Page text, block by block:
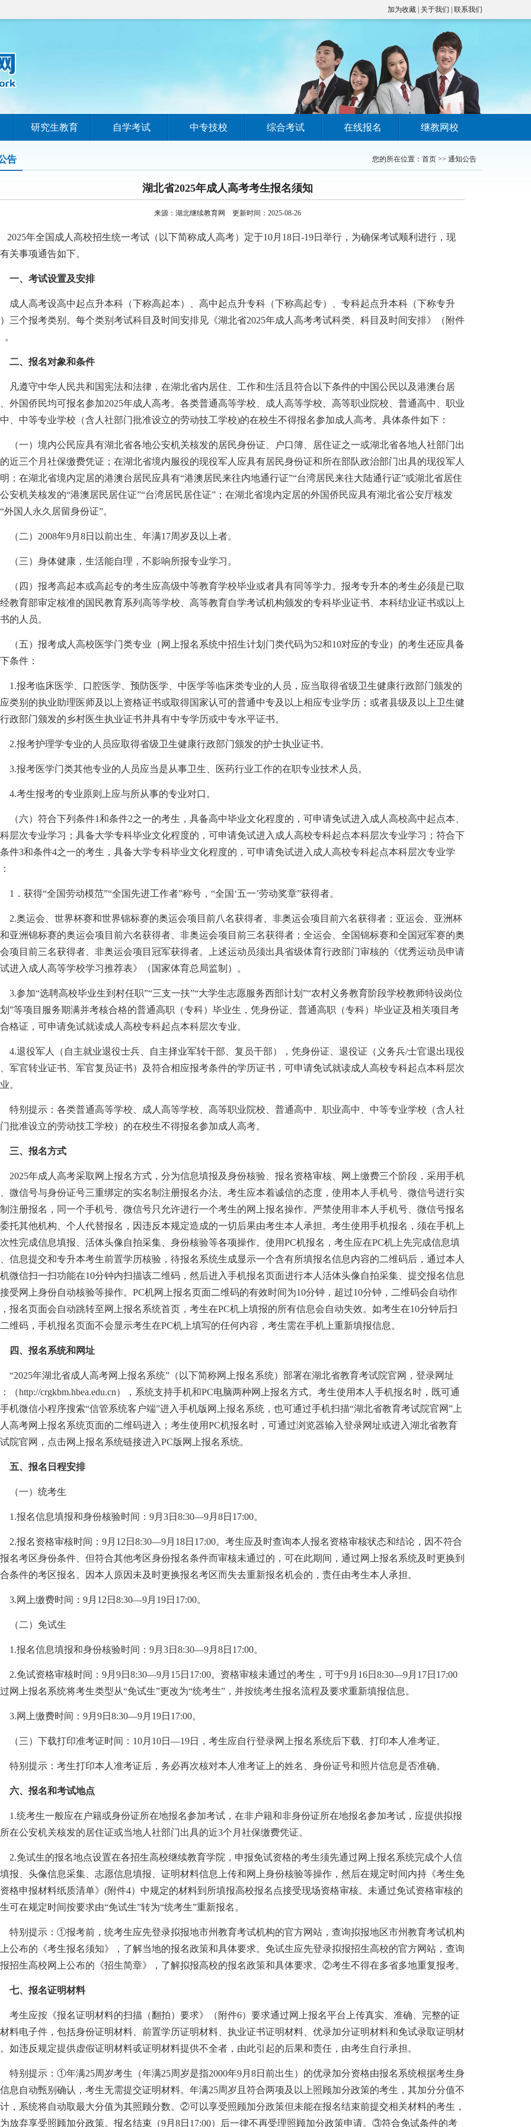
加为收藏 关于我们 联系我们
研究生教育 自学考试 中专技校 综合考试 在线报名 继教网校
告 您的所在位置： 首页 >> 通知公告
湖北省2025年成人高考考生报名须知
来源：湖北继续教育网 更新时间：2025-08-26
年全国成人高校招生统一考试（以下简称成人高考）定于10月18日-19日举行，为确保考试顺利进行，现
关事项通告如下。
、考试设置及安排
人高考设高中起点升本科（下称高起本）、高中起点升专科（下称高起专）、专科起点升本科（下称专升
三个报考类别。每个类别考试科目及时间安排见《湖北省2025年成人高考考试科类、科目及时间安排》（附件
。
二、报名对象和条件
遵守中华人民共和国宪法和法律，在湖北省内居住、工作和生活且符合以下条件的中国公民以及港澳台居
外国侨民均可报名参加2025年成人高考。各类普通高等学校、成人高等学校、高等职业院校、普通高中、职业
、中等专业学校（含人社部门批准设立的劳动技工学校)的在校生不得报名参加成人高考。具体条件如下：
一）境内公民应具有湖北省各地公安机关核发的居民身份证、户口簿、居住证之一或湖北省各地人社部门出
近三个月社保缴费凭证；在湖北省境内服役的现役军人应具有居民身份证和所在部队政治部门出具的现役军人
；在湖北省境内定居的港澳台居民应具有“港澳居民来往内地通行证”“台湾居民来往大陆通行证”或湖北省居住
安机关核发的“港澳居民居住证”“台湾居民居住证”；在湖北省境内定居的外国侨民应具有湖北省公安厅核发
外国人永久居留身份证”。
二）2008年9月8日以前出生、年满17周岁及以上者。
三）身体健康，生活能自理，不影响所报专业学习。
四）报考高起本或高起专的考生应高级中等教育学校毕业或者具有同等学力。报考专升本的考生必须是已取
教育部审定核准的国民教育系列高等学校、高等教育自学考试机构颁发的专科毕业证书、本科结业证书或以上
的人员。
五）报考成人高校医学门类专业（网上报名系统中招生计划门类代码为52和10对应的专业）的考生还应具备
条件：
报考临床医学、口腔医学、预防医学、中医学等临床类专业的人员，应当取得省级卫生健康行政部门颁发的
类别的执业助理医师及以上资格证书或取得国家认可的普通中专及以上相应专业学历；或者县级及以上卫生健
政部门颁发的乡村医生执业证书并具有中专学历或中专水平证书。
报考护理学专业的人员应取得省级卫生健康行政部门颁发的护士执业证书。
报考医学门类其他专业的人员应当是从事卫生、医药行业工作的在职专业技术人员。
考生报考的专业原则上应与所从事的专业对口。
六）符合下列条件1和条件2之一的考生，具备高中毕业文化程度的，可申请免试进入成人高校高中起点本、
层次专业学习；具备大学专科毕业文化程度的，可申请免试进入成人高校专科起点本科层次专业学习；符合下
件3和条件4之一的考生，具备大学专科毕业文化程度的，可申请免试进入成人高校专科起点本科层次专业学
获得“全国劳动模范”“全国先进工作者”称号，“全国‘五一’劳动奖章”获得者。
奥运会、世界杯赛和世界锦标赛的奥运会项目前八名获得者、非奥运会项目前六名获得者；亚运会、亚洲杯
亚洲锦标赛的奥运会项目前六名获得者、非奥运会项目前三名获得者；全运会、全国锦标赛和全国冠军赛的奥
项目前三名获得者、非奥运会项目冠军获得者。上述运动员须出具省级体育行政部门审核的《优秀运动员申请
进入成人高等学校学习推荐表》（国家体育总局监制）。
参加“选聘高校毕业生到村任职”“三支一扶”“大学生志愿服务西部计划”“农村义务教育阶段学校教师特设岗位
”等项目服务期满并考核合格的普通高职（专科）毕业生，凭身份证、普通高职（专科）毕业证及相关项目考
格证，可申请免试就读成人高校专科起点本科层次专业。
退役军人（自主就业退役士兵、自主择业军转干部、复员干部），凭身份证、退役证（义务兵/士官退出现役
军官转业证书、军官复员证书）及符合相应报考条件的学历证书，可申请免试就读成人高校专科起点本科层次
。
别提示：各类普通高等学校、成人高等学校、高等职业院校、普通高中、职业高中、中等专业学校（含人社
批准设立的劳动技工学校）的在校生不得报名参加成人高考。
、报名方式
年成人高考采取网上报名方式，分为信息填报及身份核验、报名资格审核、网上缴费三个阶段，采用手机
微信号与身份证号三重绑定的实名制注册报名办法。考生应本着诚信的态度，使用本人手机号、微信号进行实
注册报名，同一个手机号、微信号只允许进行一个考生的网上报名操作。严禁使用非本人手机号、微信号报名
托其他机构、个人代替报名，因违反本规定造成的一切后果由考生本人承担。考生使用手机报名，须在手机上
性完成信息填报、活体头像自拍采集、身份核验等各项操作。使用PC机报名，考生应在PC机上先完成信息填
信息提交和专升本考生前置学历核验，待报名系统生成显示一个含有所填报名信息内容的二维码后，通过本人
微信扫一扫功能在10分钟内扫描该二维码，然后进入手机报名页面进行本人活体头像自拍采集、提交报名信息
受网上身份自动核验等操作。PC机网上报名页面二维码的有效时间为10分钟，超过10分钟，二维码会自动作
报名页面会自动跳转至网上报名系统首页，考生在PC机上填报的所有信息会自动失效。如考生在10分钟后扫
维码，手机报名页面不会显示考生在PC机上填写的任何内容，考生需在手机上重新填报信息。
、报名系统和网址
年湖北省成人高考网上报名系统”（以下简称网上报名系统）部署在湖北省教育考试院官网，登录网址
（http://crgkbm.hbea.edu.cn），系统支持手机和PC电脑两种网上报名方式。考生使用本人手机报名时，既可通
机微信小程序搜索“信管系统客户端”进入手机版网上报名系统，也可通过手机扫描“湖北省教育考试院官网”上
高考网上报名系统页面的二维码进入；考生使用PC机报名时，可通过浏览器输入登录网址或进入湖北省教育
院官网，点击网上报名系统链接进入PC版网上报名系统。
、报名日程安排
一）统考生
报名信息填报和身份核验时间：9月3日8:30—9月8日17:00。
报名资格审核时间：9月12日8:30—9月18日17:00。考生应及时查询本人报名资格审核状态和结论，因不符合
名考区身份条件、但符合其他考区身份报名条件而审核未通过的，可在此期间，通过网上报名系统及时更换到
条件的考区报名。因本人原因未及时更换报名考区而失去重新报名机会的，责任由考生本人承担。
网上缴费时间：9月12日8:30—9月19日17:00。
二）免试生
报名信息填报和身份核验时间：9月3日8:30—9月8日17:00。
免试资格审核时间：9月9日8:30—9月15日17:00。资格审核未通过的考生，可于9月16日8:30—9月17日17:00
网上报名系统将考生类型从“免试生”更改为“统考生”，并按统考生报名流程及要求重新填报信息。
网上缴费时间：9月9日8:30—9月19日17:00。
三）下载打印准考证时间：10月10日—19日，考生应自行登录网上报名系统后下载、打印本人准考证。
别提示：考生打印本人准考证后，务必再次核对本人准考证上的姓名、身份证号和照片信息是否准确。
、报名和考试地点
统考生一般应在户籍或身份证所在地报名参加考试，在非户籍和非身份证所在地报名参加考试，应提供拟报
在公安机关核发的居住证或当地人社部门出具的近3个月社保缴费凭证。
免试生的报名地点设置在各招生高校继续教育学院，申报免试资格的考生须先通过网上报名系统完成个人信
报、头像信息采集、志愿信息填报、证明材料信息上传和网上身份核验等操作，然后在规定时间内持《考生免
格申报材料纸质清单》(附件4）中规定的材料到所填报高校报名点接受现场资格审核。未通过免试资格审核的
可在规定时间按要求由“免试生”转为“统考生”重新报名。
别提示：①报考前，统考生应先登录拟报地市州教育考试机构的官方网站，查询拟报地区市州教育考试机构
公布的《考生报名须知》，了解当地的报名政策和具体要求。免试生应先登录拟报招生高校的官方网站，查询
招生高校网上公布的《招生简章》，了解拟报高校的报名政策和具体要求。②考生不得在多省多地重复报考。
、报名证明材料
生应按《报名证明材料的扫描（翻拍）要求》（附件6）要求通过网上报名平台上传真实、准确、完整的证
料电子件，包括身份证明材料、前置学历证明材料、执业证书证明材料、优录加分证明材料和免试录取证明材
如违反规定提供虚假证明材料戓证明材料提供不全者，由此引起的后果和责任，由考生自行承担。
别提示：①年满25周岁考生（年满25周岁是指2000年9月8日前出生）的优录加分资格由报名系统根据考生身
息自动甄别确认，考生无需提交证明材料。年满25周岁且符合两项及以上照顾加分政策的考生，其加分分值不
，系统将自动取最大分值为其照顾分数。②可以享受照顾加分政策但未能在报名结束前提交相关材料的考生，
放弃享受照顾加分政策。报名结束（9月8日17:00）后一律不再受理照顾加分政策申请。③符合免试条件的考